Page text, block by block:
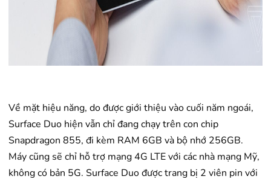
Về mặt hiệu năng, do được giới thiệu vào cuối năm ngoái,
Surface Duo hiện vẫn chỉ đang chạy trên con chip
Snapdragon 855, đi kèm RAM 6GB và bộ nhớ 256GB.
Máy cũng sẽ chỉ hỗ trợ mạng 4G LTE với các nhà mạng Mỹ,
không có bản 5G. Surface Duo được trang bị 2 viên pin với